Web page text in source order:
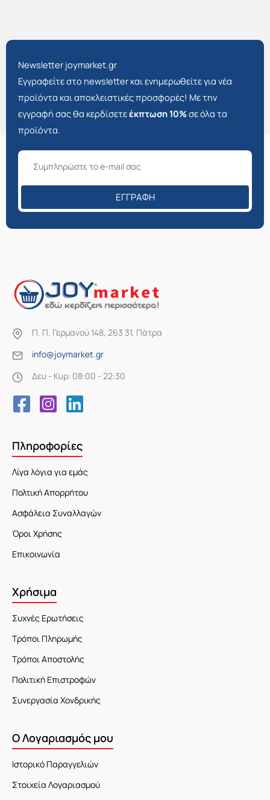
Newsletter joymarket.gr
Εγγραφείτε στο newsletter και ενημερωθείτε για νέα
προϊόντα και αποκλειστικές προσφορές! Με την
εγγραφή σας θα κερδίσετεέκπτωση 10%σε όλα τα
προϊόντα.
ΕΓΓΡΑΦΉ
Π. Π. Γερμανού 148, 263 31, Πάτρα
info@joymarket.gr
Δευ - Κυρ: 08:00 - 22:30
Πληροφορίες
Λίγα λόγια για εμάς
Πολτική Απορρήτου
Ασφάλεια Συναλλαγών
Όροι Χρήσης
Επικοινωνία
Χρήσιμα
Συχνές Ερωτήσεις
Τρόποι Πληρωμής
Τρόποι Αποστολής
Πολιτική Επιστροφών
Συνεργασία Χονδρικής
Ο Λογαριασμός μου
Ιστορικό Παραγγελιών
Στοιχεία Λογαριασμού